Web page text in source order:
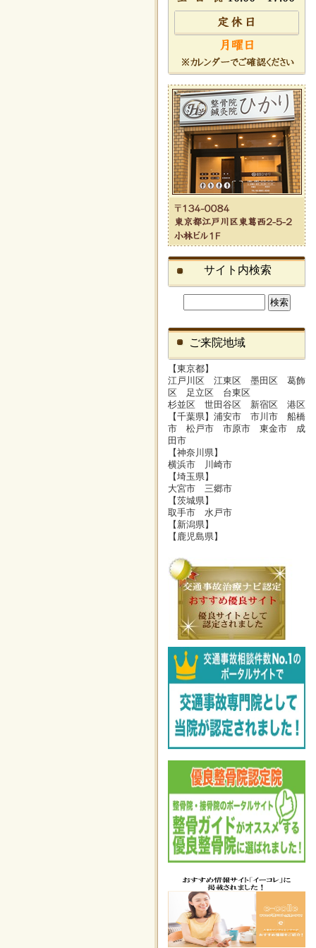
サイト内検索
ご来院地域
【東京都】
江戸川区 江東区 墨田区 葛飾
区 足立区 台東区
杉並区 世田谷区 新宿区 港区
【千葉県】浦安市 市川市 船橋
市 松戸市 市原市 東金市 成
田市
【神奈川県】
横浜市 川崎市
【埼玉県】
大宮市 三郷市
【茨城県】
取手市 水戸市
【新潟県】
【鹿児島県】